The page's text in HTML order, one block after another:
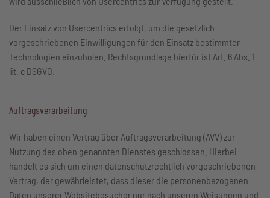
Der Einsatz von Usercentrics erfolgt, um die gesetzlich
vorgeschriebenen Einwilligungen für den Einsatz bestimmter
Technologien einzuholen. Rechtsgrundlage hierfür ist Art. 6 Abs. 1
lit. c DSGVO.
Auftragsverarbeitung
Wir haben einen Vertrag über Auftragsverarbeitung (AVV) zur
Nutzung des oben genannten Dienstes geschlossen. Hierbei
handelt es sich um einen datenschutzrechtlich vorgeschriebenen
Vertrag, der gewährleistet, dass dieser die personenbezogenen
Daten unserer Websitebesucher nur nach unseren Weisungen und